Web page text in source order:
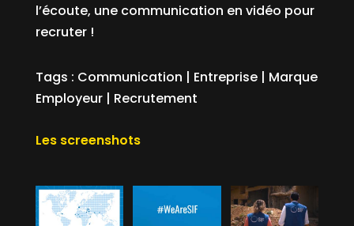
l’écoute, une communication en vidéo pour
recruter !
Tags : Communication | Entreprise| Marque
Employeur| Recrutement
Les screenshots